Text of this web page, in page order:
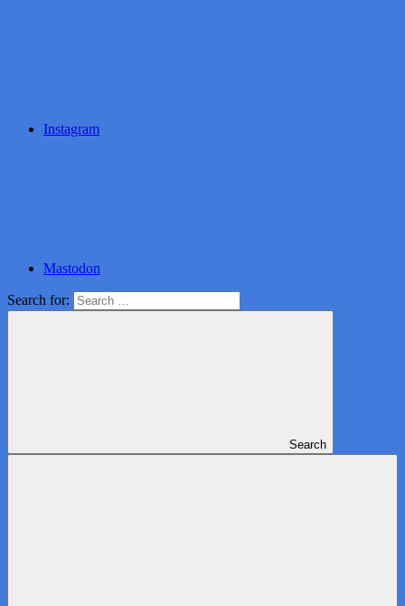
Instagram
Mastodon
Search for:
Search